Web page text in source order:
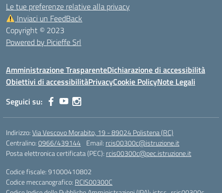
Le tue preferenze relative alla privacy
Inviaci un FeedBack
Copyright © 2023
Powered by Picieffe Srl
Amministrazione TrasparenteDichiarazione di accessibilità
Obiettivi di accessibilitàPrivacyCookie PolicyNote Legali
Seguici su:
Indirizzo:Via Vescovo Morabito, 19 - 89024 Polistena (RC)
Centralino:0966/439144 Email: rcis00300c@istruzione.it
Posta elettronica certificata (PEC): rcis00300c@pec.istruzione.it
Codice fiscale: 91000410802
Codice meccanografico: RCIS00300C